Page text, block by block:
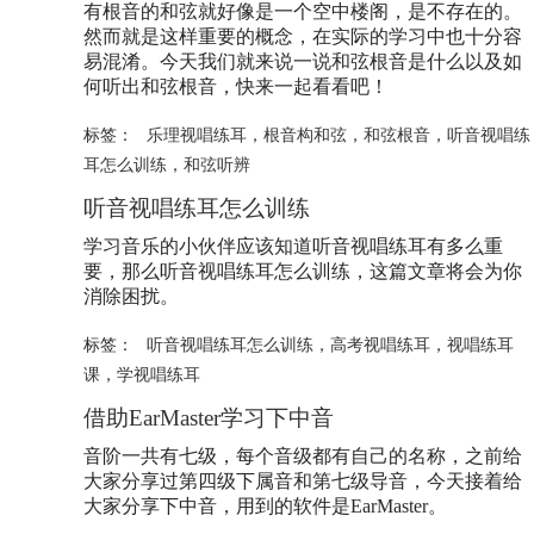
有根音的和弦就好像是一个空中楼阁，是不存在的。
然而就是这样重要的概念，在实际的学习中也十分容
易混淆。今天我们就来说一说和弦根音是什么以及如
何听出和弦根音，快来一起看看吧！
标签： 乐理视唱练耳， 根音构和弦， 和弦根音， 听音视唱练
耳怎么训练 ， 和弦听辨
听音视唱练耳怎么训练
学习音乐的小伙伴应该知道听音视唱练耳有多么重
要，那么听音视唱练耳怎么训练 ，这篇文章将会为你
消除困扰。
标签： 听音视唱练耳怎么训练 ， 高考视唱练耳， 视唱练耳
课 ， 学视唱练耳
借助EarMaster学习下中音
音阶一共有七级，每个音级都有自己的名称，之前给
大家分享过第四级下属音和第七级导音，今天接着给
大家分享下中音，用到的软件是EarMaster。